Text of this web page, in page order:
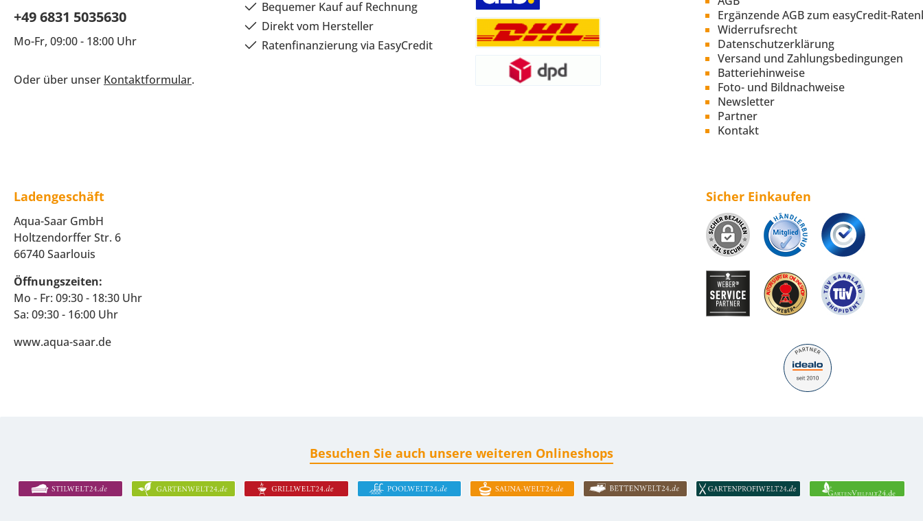
+49 6831 5035630
Mo-Fr, 09:00 - 18:00 Uhr
Oder über unser Kontaktformular.
Bequemer Kauf auf Rechnung
Direkt vom Hersteller
Ratenfinanzierung via EasyCredit
Ergänzende AGB zum easyCredit-
Widerrufsrecht
Datenschutzerklärung
Versand und Zahlungsbedingungen
Batteriehinweise
Foto- und Bildnachweise
Newsletter
Partner
Kontakt
Ladengeschäft
Aqua-Saar GmbH
Holtzendorffer Str. 6
66740 Saarlouis
Öffnungszeiten:
Mo - Fr: 09:30 - 18:30 Uhr
Sa: 09:30 - 16:00 Uhr
www.aqua-saar.de
Sicher Einkaufen
Besuchen Sie auch unsere weiteren Onlineshops